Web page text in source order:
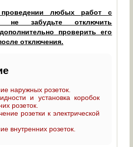
любых работ с
не забудьте отключить
проверить его
отключения.
наружных розеток.
и установка коробок
розеток.
розетки к электрической
внутренних розеток.